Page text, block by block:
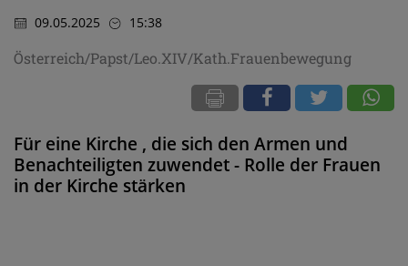
09.05.2025 15:38
Österreich/Papst/Leo.XIV/Kath.Frauenbewegung
Für eine Kirche , die sich den Armen und
Benachteiligten zuwendet - Rolle der Frauen
in der Kirche stärken